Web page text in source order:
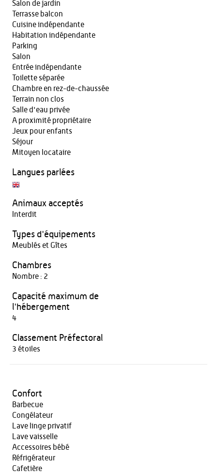
Salon de jardin
Terrasse balcon
Cuisine indépendante
Habitation indépendante
Parking
Salon
Entrée indépendante
Toilette séparée
Chambre en rez-de-chaussée
Terrain non clos
Salle d'eau privée
A proximité propriétaire
Jeux pour enfants
Séjour
Mitoyen locataire
Langues parlées
Animaux acceptés
Interdit
Types d'équipements
Meublés et Gîtes
Chambres
Nombre : 2
Capacité maximum de
l'hébergement
4
Classement Préfectoral
3 étoiles
Confort
Barbecue
Congélateur
Lave linge privatif
Lave vaisselle
Accessoires bébé
Réfrigérateur
Cafetière